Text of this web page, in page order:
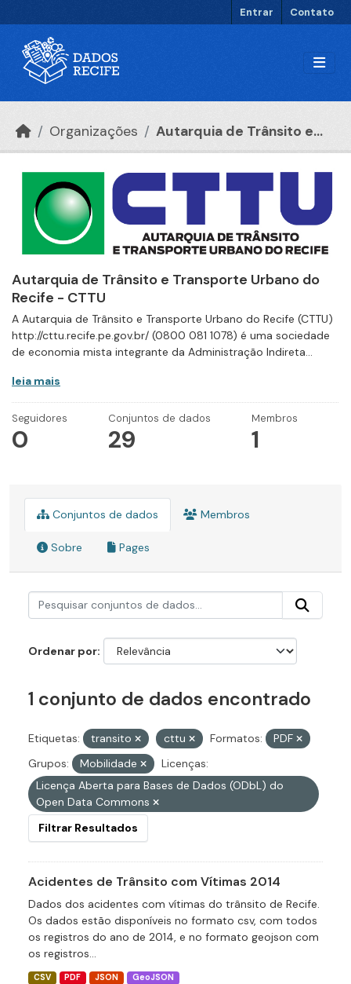
Entrar Contato
Organizações Autarquia de Trânsito e...
Autarquia de Trânsito e Transporte Urbano do
Recife - CTTU
A Autarquia de Trânsito e Transporte Urbano do Recife (CTTU)
http://cttu.recife.pe.gov.br/ (0800 081 1078) é uma sociedade
de economia mista integrante da Administração Indireta...
leia mais
Seguidores
0
Conjuntos de dados
29
Membros
1
Conjuntos de dados Membros
Sobre Pages
Ordenar por
1 conjunto de dados encontrado
Etiquetas: transito cttu Formatos:
PDF
Grupos:
Mobilidade
Licenças:
Licença Aberta para Bases de Dados (ODbL) do
Open Data Commons
Filtrar Resultados
Acidentes de Trânsito com Vítimas 2014
Dados dos acidentes com vítimas do trânsito de Recife.
Os dados estão disponíveis no formato csv, com todos
os registros do ano de 2014, e no formato geojson com
os registros...
CSV PDF JSON GeoJSON